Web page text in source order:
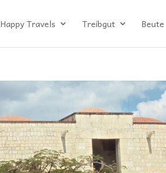
Happy Travels Treibgut Beute